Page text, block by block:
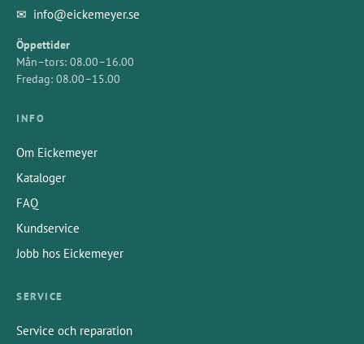
✉ info@eickemeyer.se
Öppettider
Mån–tors: 08.00–16.00
Fredag: 08.00–15.00
INFO
Om Eickemeyer
Kataloger
FAQ
Kundservice
Jobb hos Eickemeyer
SERVICE
Service och reparation